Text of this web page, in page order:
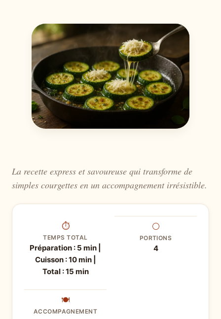
La recette express et savoureuse qui transforme de
simples courgettes en un accompagnement irrésistible.
⏱
TEMPS TOTAL
Préparation : 5 min |
Cuisson : 10 min |
Total : 15 min
⚪
PORTIONS
4
🍽
ACCOMPAGNEMENT